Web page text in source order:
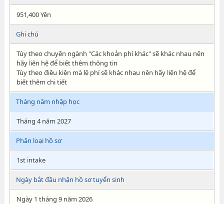
951,400 Yên
Ghi chú
Tùy theo chuyên ngành "Các khoản phí khác" sẽ khác nhau nên
hãy liên hệ để biết thêm thông tin
Tùy theo điều kiện mà lệ phí sẽ khác nhau nên hãy liện hệ để
biết thêm chi tiết
Tháng năm nhập học
Tháng 4 năm 2027
Phân loại hồ sơ
1st intake
Ngày bắt đầu nhận hồ sơ tuyển sinh
Ngày 1 tháng 9 năm 2026